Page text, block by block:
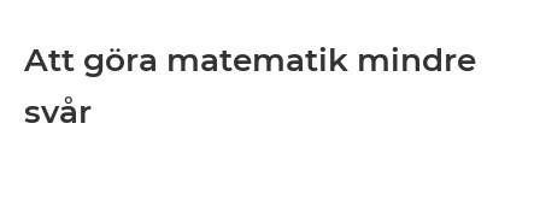
Att göra matematik mindre
svår